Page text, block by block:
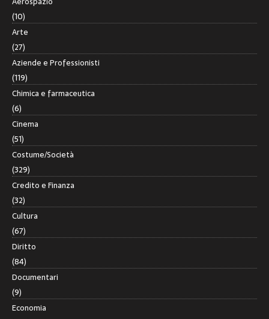
(10)
Arte
(27)
Aziende e Professionisti
(119)
Chimica e farmaceutica
(6)
Cinema
(51)
Costume/Società
(329)
Credito e Finanza
(32)
Cultura
(67)
Diritto
(84)
Documentari
(9)
Economia